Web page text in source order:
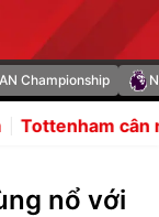
Championship
mộ Balogun
nổ với